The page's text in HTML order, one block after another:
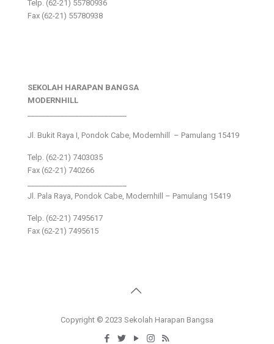
Telp. (62-21) 55780936
Fax (62-21) 55780938
SEKOLAH HARAPAN BANGSA
MODERNHILL
Jl. Bukit Raya I, Pondok Cabe, Modernhill – Pamulang 15419
Telp. (62-21) 7403035
Fax (62-21) 740266
Jl. Pala Raya, Pondok Cabe, Modernhill – Pamulang 15419
Telp. (62-21) 7495617
Fax (62-21) 7495615
Copyright © 2023 Sekolah Harapan Bangsa